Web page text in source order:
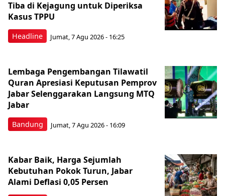
Headline
Tiba di Kejagung untuk Diperiksa
Kasus TPPU
Jumat, 7 Agu 2026 - 16:25
Bandung
Lembaga Pengembangan Tilawatil
Quran Apresiasi Keputusan Pemprov
Jabar Selenggarakan Langsung MTQ
Jabar
Jumat, 7 Agu 2026 - 16:09
Kabar Baik, Harga Sejumlah
Kebutuhan Pokok Turun, Jabar
Alami Deflasi 0,05 Persen